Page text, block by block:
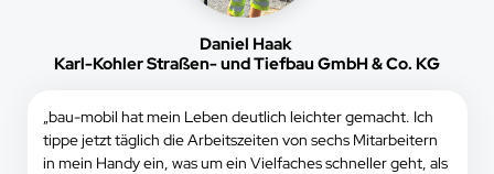
Daniel Haak
Karl-Kohler Straßen- und Tiefbau GmbH & Co. KG
„bau-mobil hat mein Leben deutlich leichter gemacht. Ich
tippe jetzt täglich die Arbeitszeiten von sechs Mitarbeitern
in mein Handy ein, was um ein Vielfaches schneller geht, als